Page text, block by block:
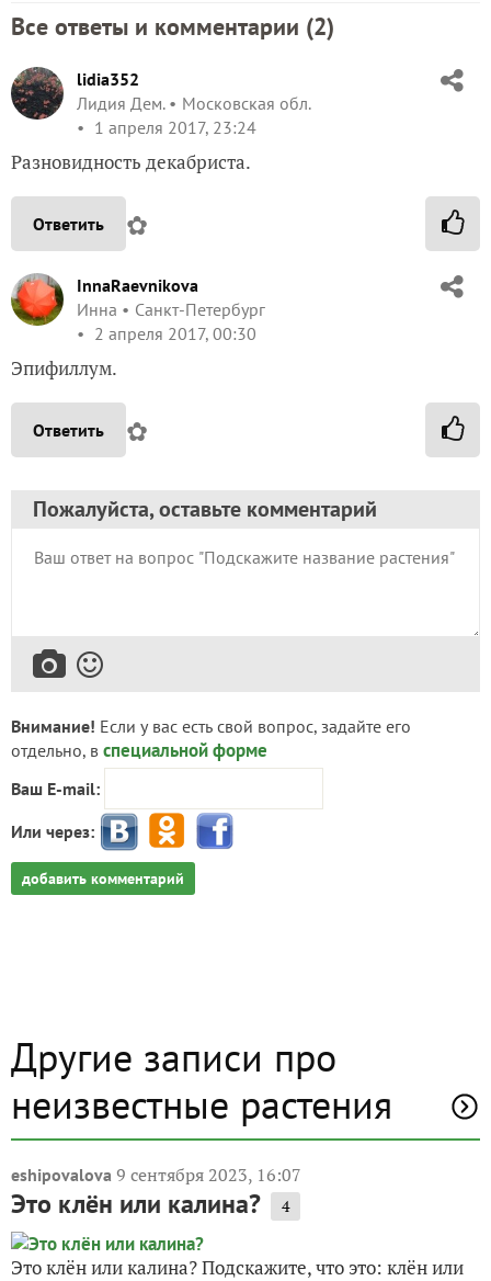
Все ответы и комментарии (2)
lidia352
Лидия Дем.
Московская обл.
1 апреля 2017, 23:24
Разновидность декабриста.
Ответить ✿
InnaRaevnikova
Инна
Санкт-Петербург
2 апреля 2017, 00:30
Эпифиллум.
Ответить ✿
Пожалуйста, оставьте комментарий
Внимание! Если у вас есть свой вопрос, задайте его
отдельно, в специальной форме
Ваш E-mail:
Или через:
добавить комментарий
Другие записи про
неизвестные растения
eshipovalova 9 сентября 2023, 16:07
Это клён или калина? 4
Это клён или калина? Подскажите, что это: клён или